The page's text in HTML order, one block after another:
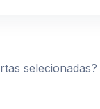
selecionadas?